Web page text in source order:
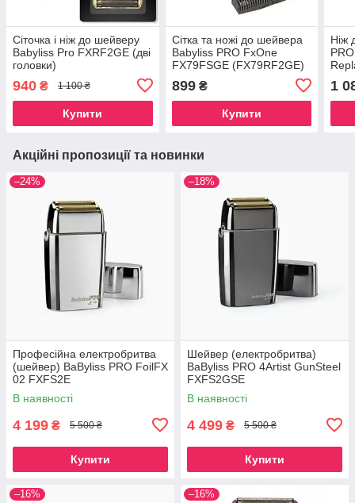
Сіточка і ніж до шейверу
Babyliss Pro FXRF2GE (дві
головки)
940 ₴ 1 100 ₴
Купити
Сітка та ножі до шейвера
Babyliss PRO FxOne
FX79FSGE (FX79RF2GE)
899₴
Купити
Ніж
1
Акційні пропозиції та новинки
–24%
Професійна електробритва
(шейвер) BaByliss PRO FoilFX
02 FXFS2E
В наявності
4 199 ₴ 5 500 ₴
Купити
–18%
Шейвер (електробритва)
BaByliss PRO 4Artist GunSteel
FXFS2GSE
В наявності
4 499 ₴ 5 500 ₴
Купити
–16% –16%